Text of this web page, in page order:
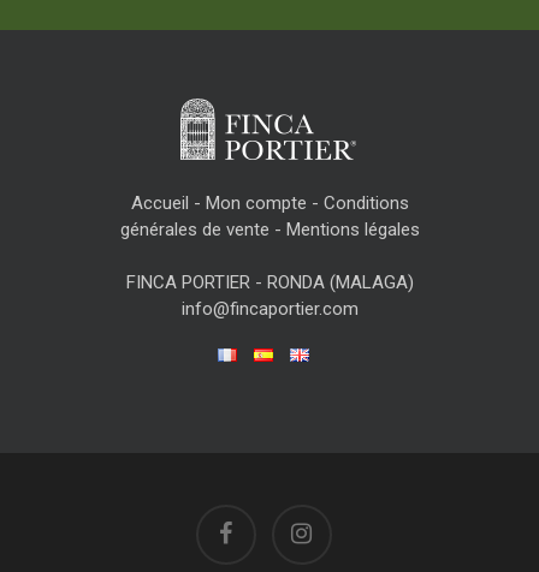
Accueil - Mon compte - Conditions
générales de vente - Mentions légales
FINCA PORTIER - RONDA (MALAGA)
info@fincaportier.com